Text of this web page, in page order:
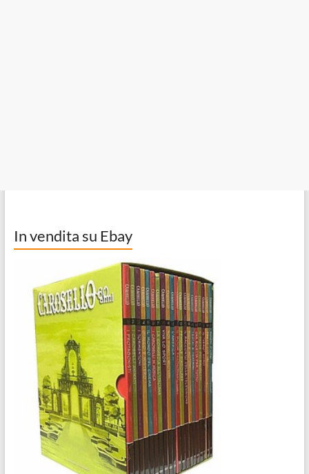
In vendita su Ebay